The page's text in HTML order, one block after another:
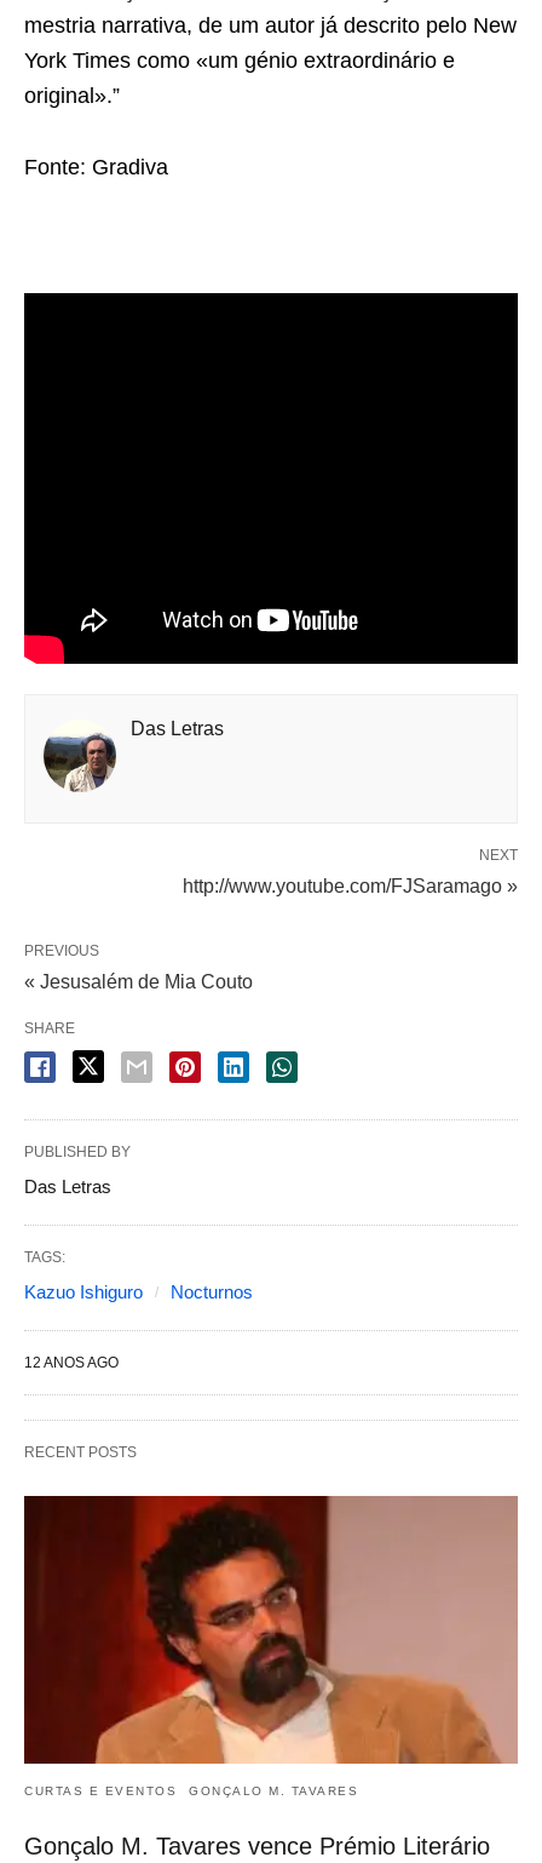
mestria narrativa, de um autor já descrito pelo New
York Times como «um génio extraordinário e
original».”
Fonte: Gradiva
Das Letras
NEXT
http://www.youtube.com/FJSaramago »
PREVIOUS
« Jesusalém de Mia Couto
SHARE
PUBLISHED BY
Das Letras
TAGS:
Kazuo Ishiguro Nocturnos
12 ANOS AGO
RECENT POSTS
CURTAS E EVENTOS GONÇALO M. TAVARES
Gonçalo M. Tavares vence Prémio Literário